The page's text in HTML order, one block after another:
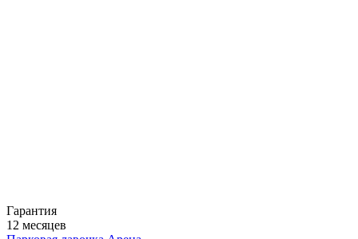
Гарантия
12 месяцев